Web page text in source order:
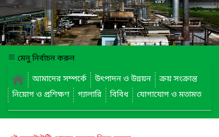
মেনু নির্বাচন করুন
আমাদের সম্পর্কে
উৎপাদন ও উন্নয়ন
ক্রয় সংক্রান্ত
নিয়োগ ও প্রশিক্ষণ
গ্যালারি বিবিধ যোগাযোগ ও মতামত